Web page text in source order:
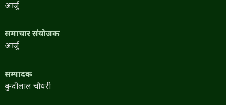
आर्जु
समाचार संयोजक
आर्जु
सम्पादक
बुन्दीलाल चौधरी